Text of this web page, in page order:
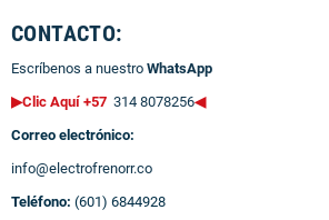
CONTACTO:
Escríbenos a nuestro WhatsApp
▶Clic Aquí +57 314 8078256◀
Correo electrónico:
info@electrofrenorr.co
Teléfono: (601) 6844928